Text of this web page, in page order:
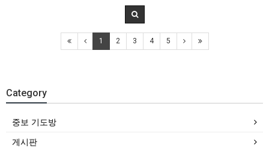
1 2 3 4 5
Category
중보 기도방
게시판